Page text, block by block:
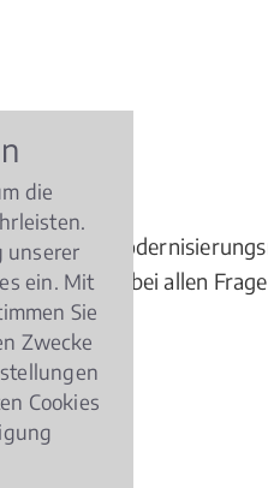
wegen
Experte bei allen
die
unserer
ein. Mit
Sie
Zwecke
Cookies